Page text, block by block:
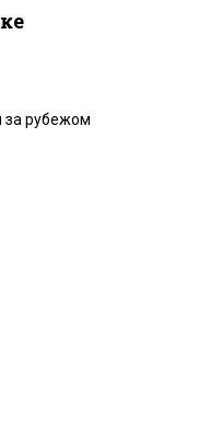
за рубежом